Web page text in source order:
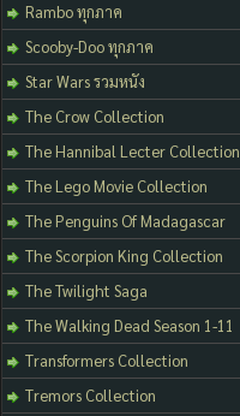
Rambo ทุกภาค
Scooby-Doo ทุกภาค
Star Wars รวมหนัง
The Crow Collection
The Hannibal Lecter Collection
The Lego Movie Collection
The Penguins Of Madagascar
The Scorpion King Collection
The Twilight Saga
The Walking Dead Season 1-11
Transformers Collection
Tremors Collection